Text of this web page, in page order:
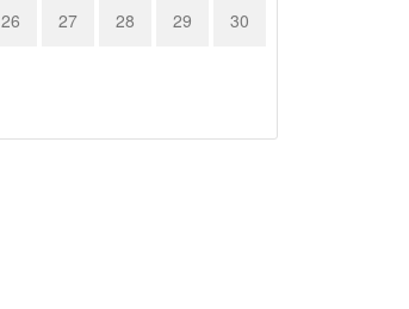
26 27 28 29 30